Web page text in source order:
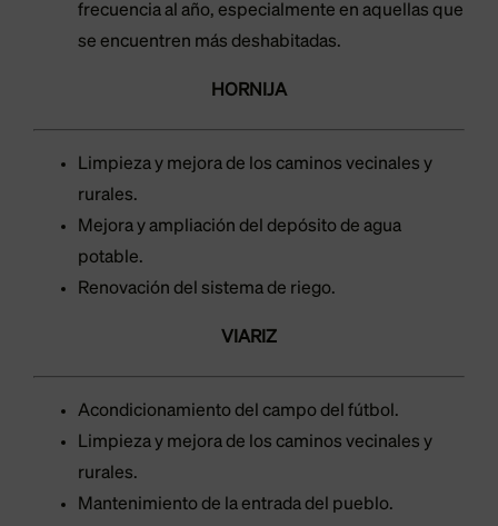
frecuencia al año, especialmente en aquellas que
se encuentren más deshabitadas.
HORNIJA
Limpieza y mejora de los caminos vecinales y
rurales.
Mejora y ampliación del depósito de agua
potable.
Renovación del sistema de riego.
VIARIZ
Acondicionamiento del campo del fútbol.
Limpieza y mejora de los caminos vecinales y
rurales.
Mantenimiento de la entrada del pueblo.